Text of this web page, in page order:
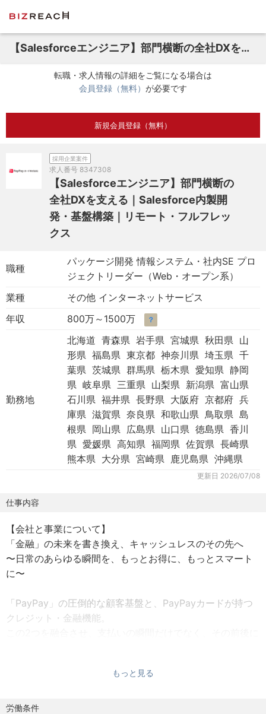
【Salesforceエンジニア】部門横断の全社DXを支える｜Salesforce内製開発・基盤構築｜リモート・フルフレックス
転職・求人情報の詳細をご覧になる場合は
会員登録（無料） が必要です
新規会員登録（無料）
採用企業案件
求人番号 8347308
【Salesforceエンジニア】部門横断の
全社DXを支える｜Salesforce内製開
発・基盤構築｜リモート・フルフレッ
クス
職種
パッケージ開発 情報システム・社内SE プロ
ジェクトリーダー（Web・オープン系）
業種
その他 インターネットサービス
年収
800万～1500万 ？
勤務地
北海道 青森県 岩手県 宮城県 秋田県 山
形県 福島県 東京都 神奈川県 埼玉県 千
葉県 茨城県 群馬県 栃木県 愛知県 静岡
県 岐阜県 三重県 山梨県 新潟県 富山県
石川県 福井県 長野県 大阪府 京都府 兵
庫県 滋賀県 奈良県 和歌山県 鳥取県 島
根県 岡山県 広島県 山口県 徳島県 香川
県 愛媛県 高知県 福岡県 佐賀県 長崎県
熊本県 大分県 宮崎県 鹿児島県 沖縄県
更新日 2026/07/08
仕事内容
【会社と事業について】
「金融」の未来を書き換え、キャッシュレスのその先へ
〜日常のあらゆる瞬間を、もっとお得に、もっとスマート
に〜
「PayPay」の圧倒的な顧客基盤と、PayPayカードが持つ
クレジット・金融機能。
に！」を掲げ、テクノロジーとデータを活用しながら、決
もっと見る
労働条件